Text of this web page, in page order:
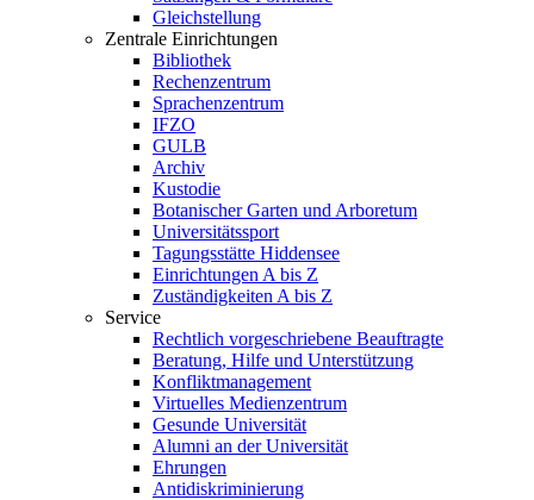
Gleichstellung
Zentrale Einrichtungen
Bibliothek
Rechenzentrum
Sprachenzentrum
IFZO
GULB
Archiv
Kustodie
Botanischer Garten und Arboretum
Universitätssport
Tagungsstätte Hiddensee
Einrichtungen A bis Z
Zuständigkeiten A bis Z
Service
Rechtlich vorgeschriebene Beauftragte
Beratung, Hilfe und Unterstützung
Konfliktmanagement
Virtuelles Medienzentrum
Gesunde Universität
Alumni an der Universität
Ehrungen
Antidiskriminierung